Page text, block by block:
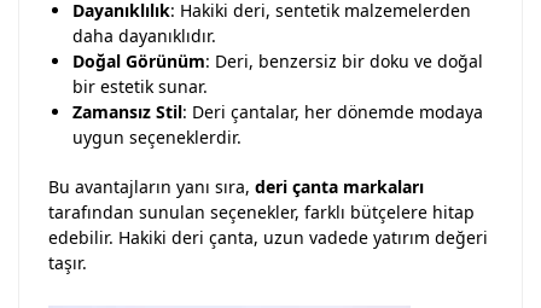
Dayanıklılık: Hakiki deri, sentetik malzemelerden
daha dayanıklıdır.
Doğal Görünüm: Deri, benzersiz bir doku ve doğal
bir estetik sunar.
Zamansız Stil: Deri çantalar, her dönemde modaya
uygun seçeneklerdir.
Bu avantajların yanı sıra, deri çanta markaları
tarafından sunulan seçenekler, farklı bütçelere hitap
edebilir. Hakiki deri çanta, uzun vadede yatırım değeri
taşır.